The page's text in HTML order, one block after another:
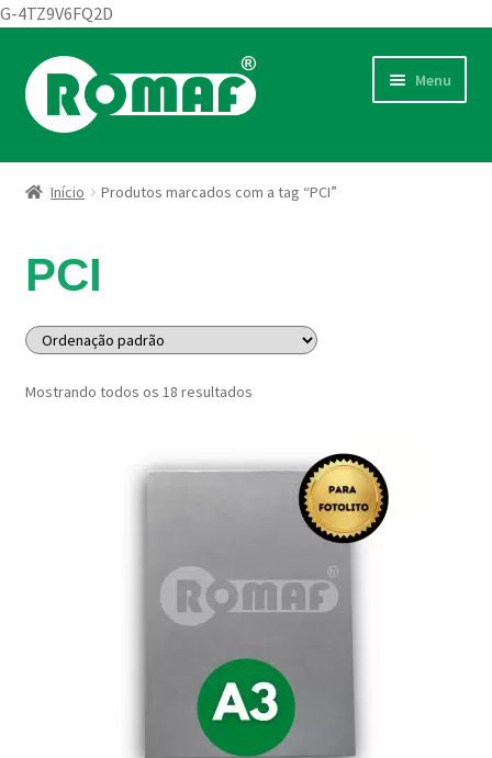
G-4TZ9V6FQ2D
Pular
para
navegação
Pular
para
o
Menu
Início Produtos marcados com a tag “PCI”
PCI
Mostrando todos os 18 resultados